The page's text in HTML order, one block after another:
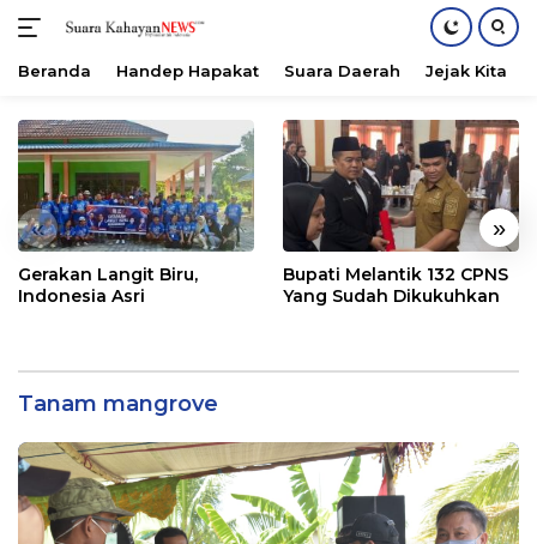
konten
Beranda Handep Hapakat Suara Daerah Jejak Kita
« »
Gerakan Langit Biru,
Indonesia Asri
Bupati Melantik 132 CPNS
Yang Sudah Dikukuhkan
Tanam mangrove